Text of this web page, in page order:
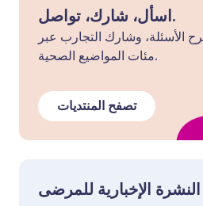
اسأل، شارك، تواصل.
الأسئلة، وشارك التجارب عبر
مئات المواضيع الصحية.
تصفح المنتديات
الإخبارية للمرضى